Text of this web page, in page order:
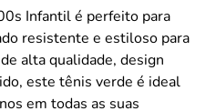
Infantil é perfeito para
resistente e estiloso para
alta qualidade, design
este tênis verde é ideal
em todas as suas